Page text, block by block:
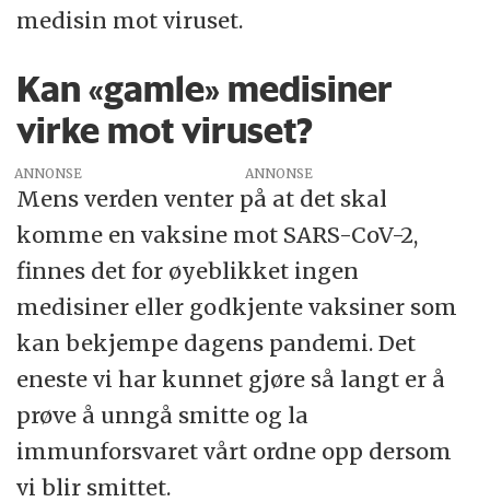
medisin mot viruset.
Kan «gamle» medisiner
virke mot viruset?
ANNONSE
Mens verden venter på at det skal
komme en vaksine mot SARS-CoV-2,
finnes det for øyeblikket ingen
medisiner eller godkjente vaksiner som
kan bekjempe dagens pandemi. Det
eneste vi har kunnet gjøre så langt er å
prøve å unngå smitte og la
immunforsvaret vårt ordne opp dersom
vi blir smittet.